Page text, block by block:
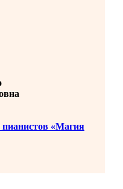
пианистов «Магия